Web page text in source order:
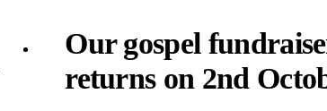
Our gospel
returns on 2nd